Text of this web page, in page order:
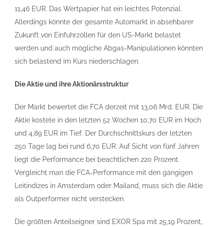
11,46 EUR. Das Wertpapier hat ein leichtes Potenzial.
Allerdings könnte der gesamte Automarkt in absehbarer
Zukunft von Einfuhrzöllen für den US-Markt belastet
werden und auch mögliche Abgas-Manipulationen könnten
sich belastend im Kurs niederschlagen.
Die Aktie und ihre Aktionärsstruktur
Der Markt bewertet die FCA derzeit mit 13,06 Mrd. EUR. Die
Aktie kostete in den letzten 52 Wochen 10,70 EUR im Hoch
und 4,89 EUR im Tief. Der Durchschnittskurs der letzten
250 Tage lag bei rund 6,70 EUR. Auf Sicht von fünf Jahren
liegt die Performance bei beachtlichen 220 Prozent.
Vergleicht man die FCA-Performance mit den gängigen
Leitindizes in Amsterdam oder Mailand, muss sich die Aktie
als Outperformer nicht verstecken.
Die größten Anteilseigner sind EXOR Spa mit 25,19 Prozent,